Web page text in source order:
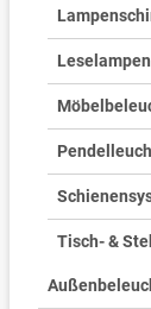
Leselampen
Tisch- &